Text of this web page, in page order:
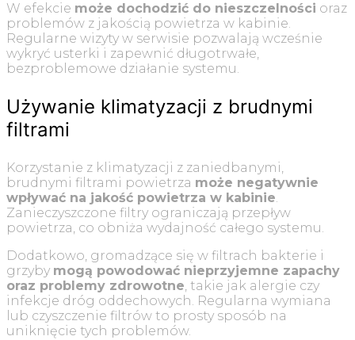
W efekcie może dochodzić do nieszczelności oraz
problemów z jakością powietrza w kabinie.
Regularne wizyty w serwisie pozwalają wcześnie
wykryć usterki i zapewnić długotrwałe,
bezproblemowe działanie systemu.
Używanie klimatyzacji z brudnymi
filtrami
Korzystanie z klimatyzacji z zaniedbanymi,
brudnymi filtrami powietrza może negatywnie
wpływać na jakość powietrza w kabinie.
Zanieczyszczone filtry ograniczają przepływ
powietrza, co obniża wydajność całego systemu.
Dodatkowo, gromadzące się w filtrach bakterie i
grzyby mogą powodować nieprzyjemne zapachy
oraz problemy zdrowotne, takie jak alergie czy
infekcje dróg oddechowych. Regularna wymiana
lub czyszczenie filtrów to prosty sposób na
uniknięcie tych problemów.